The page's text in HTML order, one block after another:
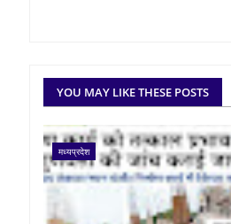
YOU MAY LIKE THESE POSTS
मध्यप्रदेश